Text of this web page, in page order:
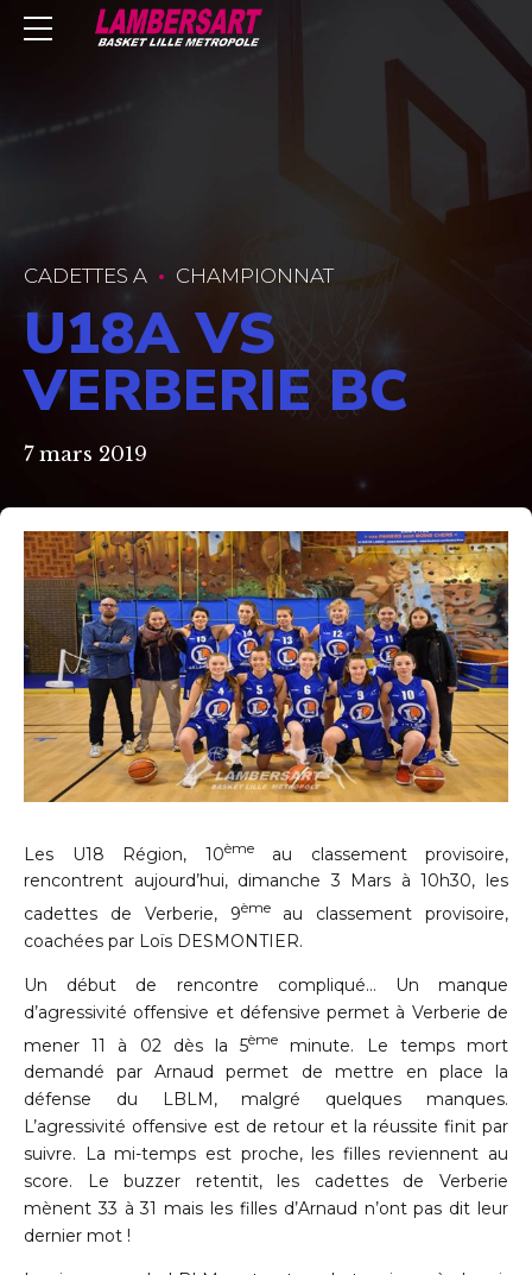
CADETTES A CHAMPIONNAT
U18A VS
VERBERIE BC
7 mars 2019
Les U18 Région, 10èmeau classement provisoire,
rencontrent aujourd’hui, dimanche 3 Mars à 10h30, les
cadettes de Verberie, 9èmeau classement provisoire,
coachées par Loïs DESMONTIER.
Un début de rencontre compliqué… Un manque
d’agressivité offensive et défensive permet à Verberie de
mener 11 à 02 dès la 5ème
minute. Le temps mort
demandé par Arnaud permet de mettre en place la
défense du LBLM, malgré quelques manques.
L’agressivité offensive est de retour et la réussite finit par
suivre. La mi-temps est proche, les filles reviennent au
score. Le buzzer retentit, les cadettes de Verberie
mènent 33 à 31 mais les filles d’Arnaud n’ont pas dit leur
dernier mot !